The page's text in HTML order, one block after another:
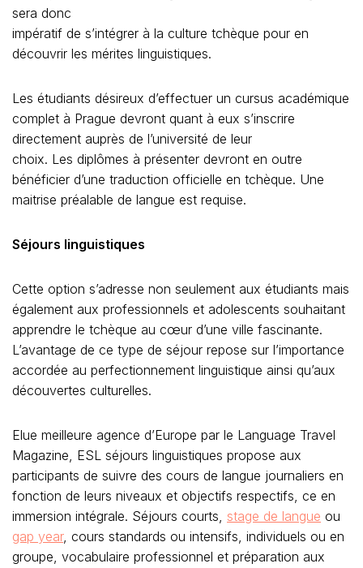
sera donc
impératif de s’intégrer à la culture tchèque pour en
découvrir les mérites linguistiques.
Les étudiants désireux d’effectuer un cursus académique
complet à Prague devront quant à eux s’inscrire
directement auprès de l’université de leur
choix. Les diplômes à présenter devront en outre
bénéficier d’une traduction officielle en tchèque. Une
maitrise préalable de langue est requise.
Séjours linguistiques
Cette option s’adresse non seulement aux étudiants mais
également aux professionnels et adolescents souhaitant
apprendre le tchèque au cœur d’une ville fascinante.
L’avantage de ce type de séjour repose sur l’importance
accordée au perfectionnement linguistique ainsi qu’aux
découvertes culturelles.
Elue meilleure agence d’Europe par le Language Travel
Magazine, ESL séjours linguistiques propose aux
participants de suivre des cours de langue journaliers en
fonction de leurs niveaux et objectifs respectifs, ce en
immersion intégrale. Séjours courts, stage de langue ou
gap year, cours standards ou intensifs, individuels ou en
groupe, vocabulaire professionnel et préparation aux